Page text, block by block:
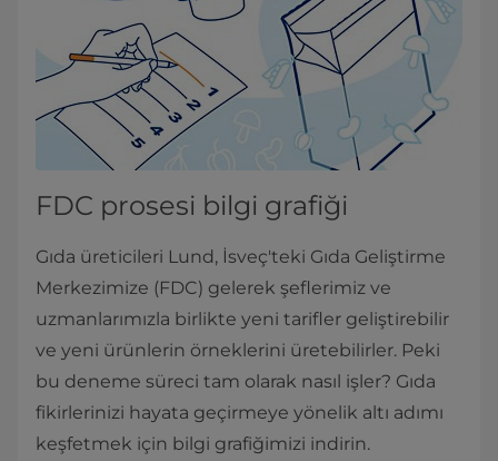
FDC prosesi bilgi grafiği
Gıda üreticileri Lund, İsveç'teki Gıda Geliştirme
Merkezimize (FDC) gelerek şeflerimiz ve
uzmanlarımızla birlikte yeni tarifler geliştirebilir
ve yeni ürünlerin örneklerini üretebilirler. Peki
bu deneme süreci tam olarak nasıl işler? Gıda
fikirlerinizi hayata geçirmeye yönelik altı adımı
keşfetmek için bilgi grafiğimizi indirin.